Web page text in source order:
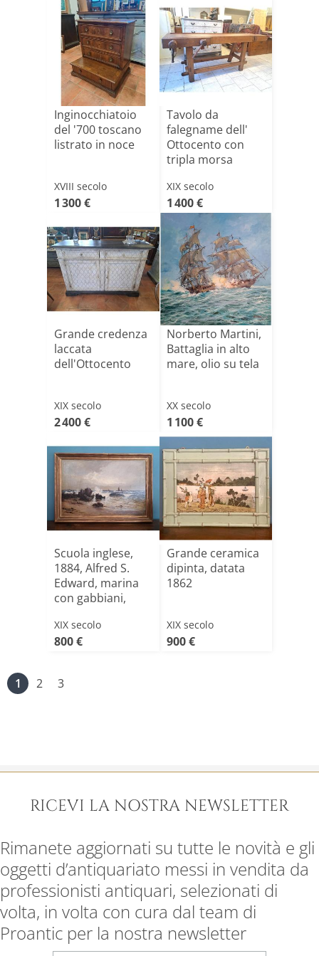
Inginocchiatoio
del '700 toscano
listrato in noce
XVIII secolo
1 300 €
Tavolo da
falegname dell'
Ottocento con
tripla morsa
XIX secolo
1 400 €
Grande credenza
laccata
dell'Ottocento
XIX secolo
2 400 €
Norberto Martini,
Battaglia in alto
mare, olio su tela
XX secolo
1 100 €
Scuola inglese,
1884, Alfred S.
Edward, marina
con gabbiani,
XIX secolo
800 €
Grande ceramica
dipinta, datata
1862
XIX secolo
900 €
1 2 3
RICEVI LA NOSTRA NEWSLETTER
Rimanete aggiornati su tutte le novità e gli
oggetti d’antiquariato messi in vendita da
professionisti antiquari, selezionati di
volta, in volta con cura dal team di
Proantic per la nostra newsletter